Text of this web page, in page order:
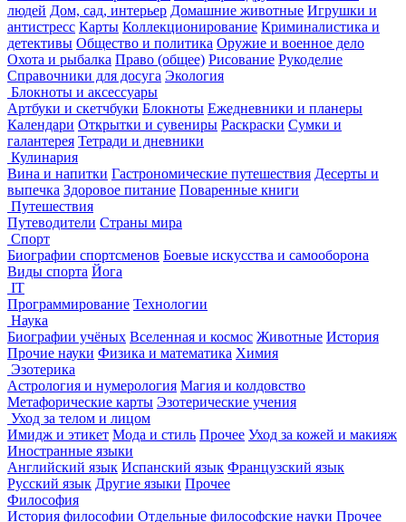
людей Дом, сад, интерьер Домашние животные Игрушки и
антистресс Карты Коллекционирование Криминалистика и
детективы Общество и политика Оружие и военное дело
Охота и рыбалка Право (общее) Рисование Рукоделие
Справочники для досуга Экология
Блокноты и аксессуары
Артбуки и скетчбуки Блокноты Ежедневники и планеры
Календари Открытки и сувениры Раскраски Сумки и
галантерея Тетради и дневники
Кулинария
Вина и напитки Гастрономические путешествия Десерты и
выпечка Здоровое питание Поваренные книги
Путешествия
Путеводители Страны мира
Спорт
Биографии спортсменов Боевые искусства и самооборона
Виды спорта Йога
IT
Программирование Технологии
Наука
Биографии учёных Вселенная и космос Животные История
Прочие науки Физика и математика Химия
Эзотерика
Астрология и нумерология Магия и колдовство
Метафорические карты Эзотерические учения
Уход за телом и лицом
Имидж и этикет Мода и стиль Прочее Уход за кожей и макияж
Иностранные языки
Английский язык Испанский язык Французский язык
Русский язык Другие языки Прочее
Философия
История философии Отдельные философские науки Прочее